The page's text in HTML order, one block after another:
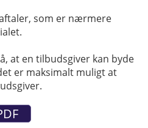
som er nærmere
at en tilbudsgiver kan byde
er maksimalt muligt at